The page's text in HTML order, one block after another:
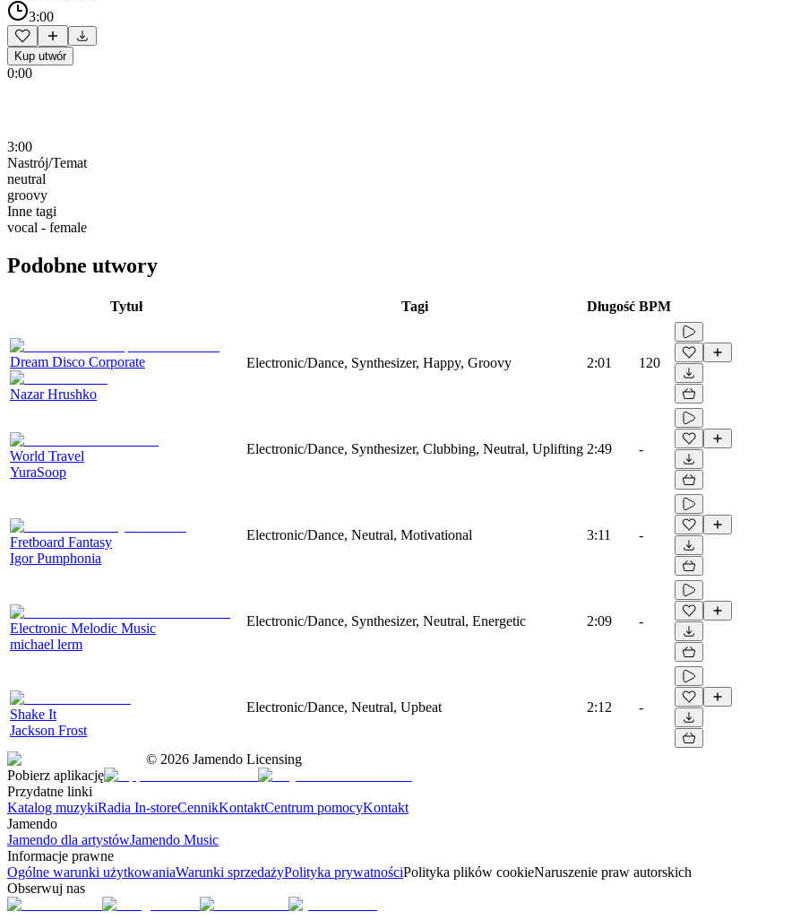
3:00
Kup utwór
0:00
3:00
Nastrój/Temat
neutral
groovy
Inne tagi
vocal - female
Podobne utwory
Tytuł Tagi Długość BPM
Dream Disco Corporate
Nazar Hrushko
Electronic/Dance, Synthesizer, Happy, Groovy 2:01 120
World Travel
YuraSoop
Electronic/Dance, Synthesizer, Clubbing, Neutral, Uplifting 2:49 -
Fretboard Fantasy
Igor Pumphonia
Electronic/Dance, Neutral, Motivational 3:11 -
Electronic Melodic Music
michael lerm
Electronic/Dance, Synthesizer, Neutral, Energetic 2:09 -
Shake It
Jackson Frost
Electronic/Dance, Neutral, Upbeat 2:12 -
© 2026 Jamendo Licensing
Pobierz aplikację
Przydatne linki
Katalog muzykiRadia In-storeCennikKontaktCentrum pomocyKontakt
Jamendo
Jamendo dla artystówJamendo Music
Informacje prawne
Ogólne warunki użytkowaniaWarunki sprzedażyPolityka prywatnościPolityka plików cookieNaruszenie praw autorskich
Obserwuj nas